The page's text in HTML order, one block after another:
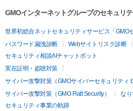
GMOインターネットグループのセキュリ
世界初総合ネットセキュリティサービス「GMO
パスワード漏洩診断
Webサイトリスク診断
セキュリティ相談AIチャットボット
実在証明・盗聴対策
サイバー攻撃対策（GMOサイバーセキュリティ
サイバー攻撃対策（GMO Flatt Security）
な
セキュリティ事業の軌跡